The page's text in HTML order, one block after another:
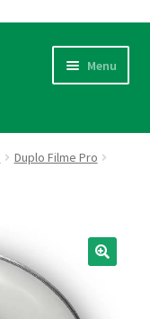
Menu
Duplo Filme Pro